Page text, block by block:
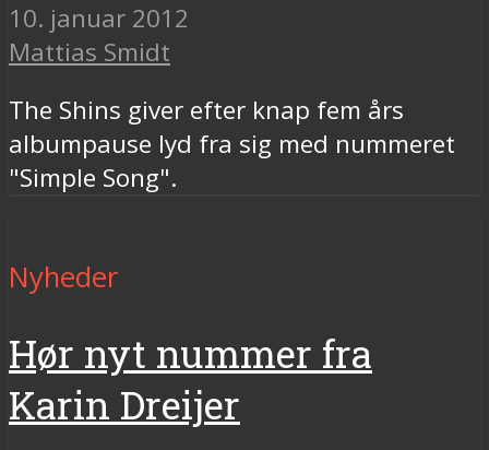
10. januar 2012
Mattias Smidt
The Shins giver efter knap fem års
albumpause lyd fra sig med nummeret
"Simple Song".
Nyheder
Hør nyt nummer fra
Karin Dreijer